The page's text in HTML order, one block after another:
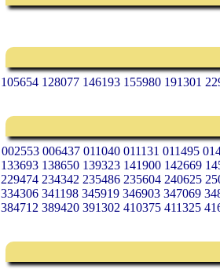
105654 128077 146193 155980 191301
002553 006437 011040 011131 011495
133693 138650 139323 141900 142669
229474 234342 235486 235604 240625
334306 341198 345919 346903 347069
384712 389420 391302 410375 411325